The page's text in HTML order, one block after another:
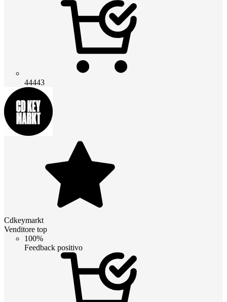
44443
Cdkeymarkt
Venditore top
100%
Feedback positivo